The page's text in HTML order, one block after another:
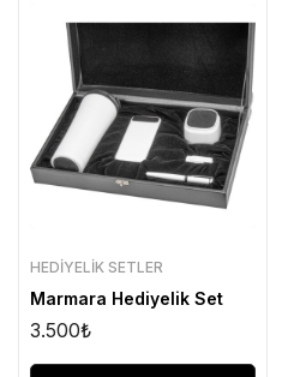
HEDIYELIK SETLER
Marmara Hediyelik Set
3.500₺